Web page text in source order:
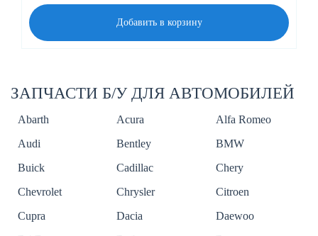
Добавить в корзину
ЗАПЧАСТИ Б/У ДЛЯ АВТОМОБИЛЕЙ
Abarth Acura
Alfa Romeo
Audi
Bentley
BMW
Buick
Cadillac
Chery
Chevrolet
Chrysler
Citroen
Cupra
Dacia
Daewoo